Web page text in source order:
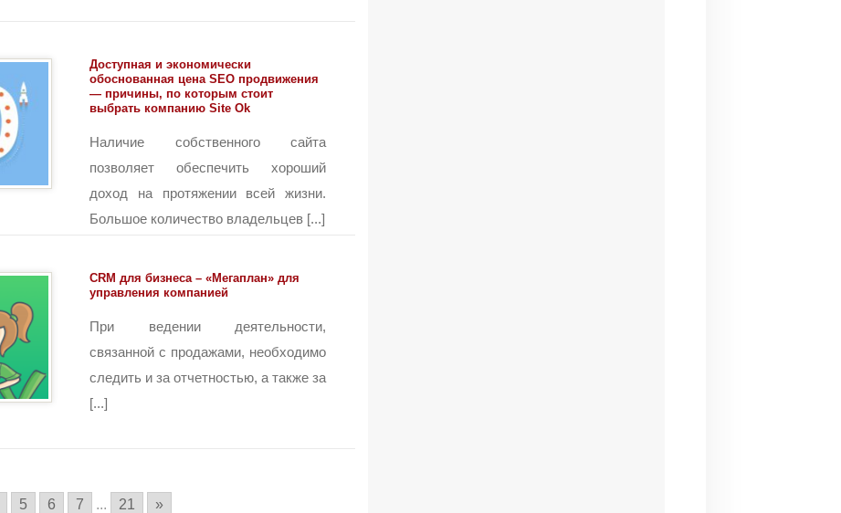
Доступная и экономически
обоснованная цена SEO продвижения
— причины, по которым стоит
выбрать компанию Site Ok
Наличие собственного сайта
позволяет обеспечить хороший
доход на протяжении всей жизни.
Большое количество владельцев [...]
CRM для бизнеса – «Мегаплан» для
управления компанией
При ведении деятельности,
связанной с продажами, необходимо
следить и за отчетностью, а также за
[...]
5 6 7 ... 21 »